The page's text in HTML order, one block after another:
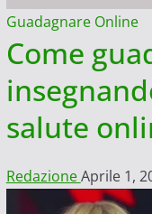
Guadagnare Online
Come
salute
RedazioneAprile 1,